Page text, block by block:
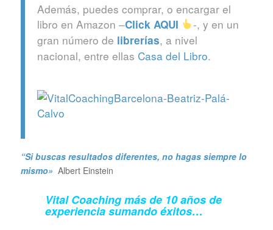
Además, puedes comprar, o encargar el
libro en Amazon –Click AQUI
-, y en un
gran número de librerías, a nivel
nacional, entre ellas Casa del Libro.
“Si buscas resultados diferentes, no hagas siempre lo
mismo» Albert Einstein
Vital Coaching más de 10 años de
experiencia sumando éxitos…